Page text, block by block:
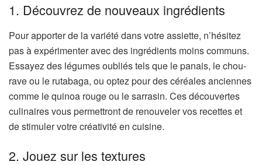
1. Découvrez de nouveaux ingrédients
Pour apporter de la variété dans votre assiette, n’hésitez
pas à expérimenter avec des ingrédients moins communs.
Essayez des légumes oubliés tels que le panais, le chou-
rave ou le rutabaga, ou optez pour des céréales anciennes
comme le quinoa rouge ou le sarrasin. Ces découvertes
culinaires vous permettront de renouveler vos recettes et
de stimuler votre créativité en cuisine.
2. Jouez sur les textures